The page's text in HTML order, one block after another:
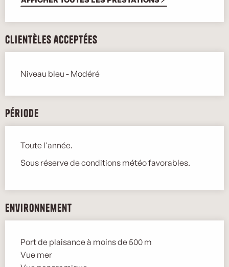
Clientèles acceptées
Niveau bleu - Modéré
Période
Toute l'année.
Sous réserve de conditions météo favorables.
Environnement
Port de plaisance à moins de 500 m
Vue mer